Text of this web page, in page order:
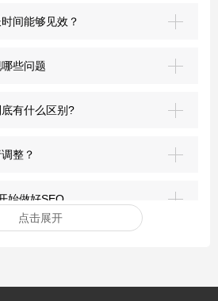
间能够见效？
些问题
有什么区别?
整？
始做好SEO
的前沿探索
点击展开